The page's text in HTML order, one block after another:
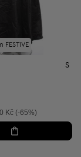
FESTIVE
S
Kč (-65%)